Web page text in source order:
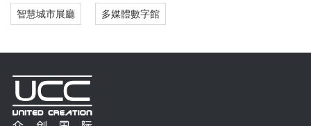
智慧城市展廳 多媒體數字館